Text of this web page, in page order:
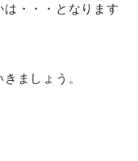
・・・となります
ましょう。